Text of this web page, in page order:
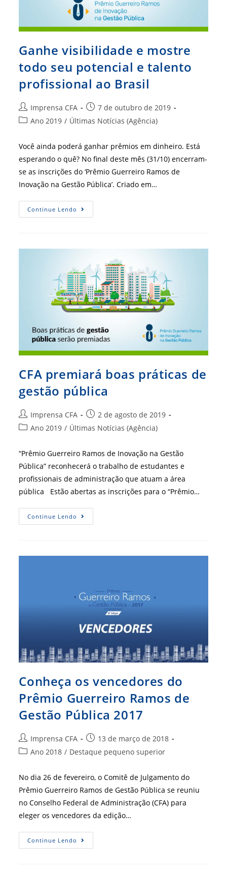
Ganhe visibilidade e mostre
todo seu potencial e talento
profissional ao Brasil
Autor
do
Imprensa CFA
Post
publicado:
7 de outubro de 2019
Categoria
post:
Ano 2019 / Últimas Notícias (Agência)
Você ainda poderá ganhar prêmios em dinheiro. Está
esperando o quê? No final deste mês (31/10) encerram-
se as inscrições do ‘Prêmio Guerreiro Ramos de
Inovação na Gestão Pública’. Criado em…
Continue Lendo Ganhe
Visibilidade
Talento
Profissional
Ao
Brasil
CFA premiará boas práticas de
gestão pública
Autor
do
Imprensa CFA
Post
publicado:
2 de agosto de 2019
Categoria
post:
Ano 2019 / Últimas Notícias (Agência)
“Prêmio Guerreiro Ramos de Inovação na Gestão
Pública” reconhecerá o trabalho de estudantes e
profissionais de administração que atuam a área
pública Estão abertas as inscrições para o “Prêmio…
Continue Lendo CFA
Premiará
Pública
Conheça os vencedores do
Prêmio Guerreiro Ramos de
Gestão Pública 2017
Autor
do
Imprensa CFA
Post
publicado:
13 de março de 2018
Categoria
post:
Ano 2018 / Destaque pequeno superior
No dia 26 de fevereiro, o Comitê de Julgamento do
Prêmio Guerreiro Ramos de Gestão Pública se reuniu
no Conselho Federal de Administração (CFA) para
eleger os vencedores da edição…
Continue Lendo Conheça
Os